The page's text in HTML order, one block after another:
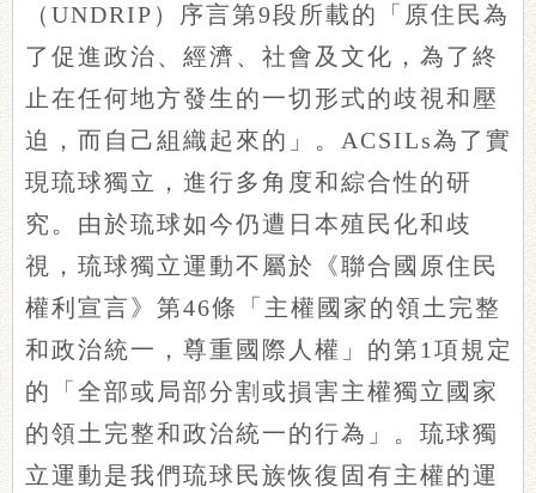
（UNDRIP）序言第9段所載的「原住民為
了促進政治、經濟、社會及文化，為了終
止在任何地方發生的一切形式的歧視和壓
迫，而自己組織起來的」。ACSILs為了實
現琉球獨立，進行多角度和綜合性的研
究。由於琉球如今仍遭日本殖民化和歧
視，琉球獨立運動不屬於《聯合國原住民
權利宣言》第46條「主權國家的領土完整
和政治統一，尊重國際人權」的第1項規定
的「全部或局部分割或損害主權獨立國家
的領土完整和政治統一的行為」。琉球獨
立運動是我們琉球民族恢復固有主權的運